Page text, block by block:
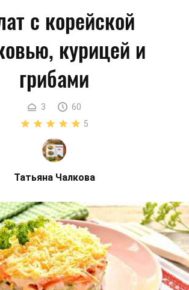
с корейской
курицей и
грибами
3
60
5
Татьяна Чалкова